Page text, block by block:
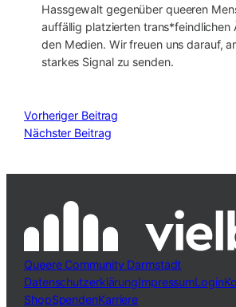
Hassgewalt gegenüber queeren
auffällig platzierten trans*feindlichen
den Medien. Wir freuen uns darauf,
starkes Signal zu senden.
Vorheriger Beitrag
Nächster Beitrag
Queere Community Darmstadt
DatenschutzerklärungImpressumLogin
ShopSpendenKarriere